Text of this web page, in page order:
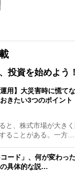
投資を始めよう
運用】大災害時に慌て
きたい3つのポイン
と、株式市場が大き
ることがある。一方…
ード」、何が変わっ
具体的な説…